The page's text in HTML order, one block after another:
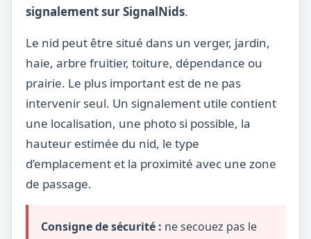
signalement sur SignalNids.
Le nid peut être situé dans un verger, jardin,
haie, arbre fruitier, toiture, dépendance ou
prairie. Le plus important est de ne pas
intervenir seul. Un signalement utile contient
une localisation, une photo si possible, la
hauteur estimée du nid, le type
d’emplacement et la proximité avec une zone
de passage.
Consigne de sécurité : ne secouez pas le